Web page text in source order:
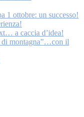
1 ottobre: un successo!
a caccia d’idea!
di montagna”…con il